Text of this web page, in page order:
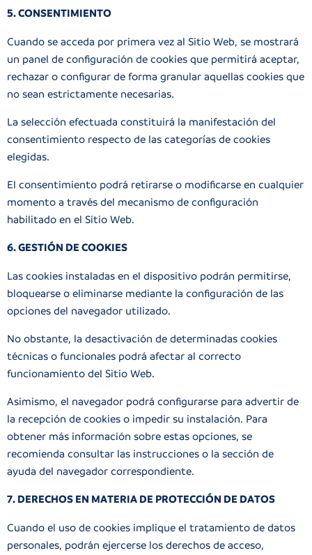
5. CONSENTIMIENTO
Cuando se acceda por primera vez al Sitio Web, se mostrará
un panel de configuración de cookies que permitirá aceptar,
rechazar o configurar de forma granular aquellas cookies que
no sean estrictamente necesarias.
La selección efectuada constituirá la manifestación del
consentimiento respecto de las categorías de cookies
elegidas.
El consentimiento podrá retirarse o modificarse en cualquier
momento a través del mecanismo de configuración
habilitado en el Sitio Web.
6. GESTIÓN DE COOKIES
Las cookies instaladas en el dispositivo podrán permitirse,
bloquearse o eliminarse mediante la configuración de las
opciones del navegador utilizado.
No obstante, la desactivación de determinadas cookies
técnicas o funcionales podrá afectar al correcto
funcionamiento del Sitio Web.
Asimismo, el navegador podrá configurarse para advertir de
la recepción de cookies o impedir su instalación. Para
obtener más información sobre estas opciones, se
recomienda consultar las instrucciones o la sección de
ayuda del navegador correspondiente.
7. DERECHOS EN MATERIA DE PROTECCIÓN DE DATOS
Cuando el uso de cookies implique el tratamiento de datos
personales, podrán ejercerse los derechos de acceso,